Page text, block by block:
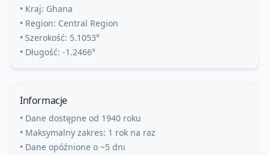
• Kraj: Ghana
• Region: Central Region
• Szerokość: 5.1053°
• Długość: -1.2466°
Informacje
• Dane dostępne od 1940 roku
• Maksymalny zakres: 1 rok na raz
• Dane opóźnione o ~5 dni